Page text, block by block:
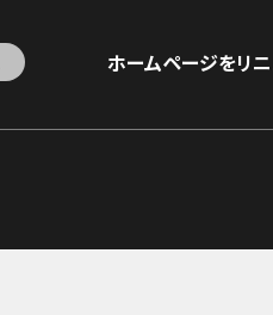
ホームページをリ